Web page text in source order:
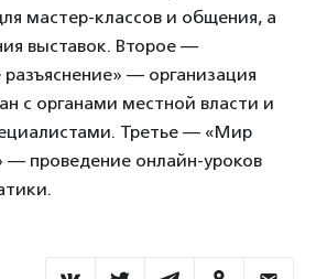
мастер-классов и общения, а
выставок. Второе —
— организация
с органами местной власти и
Третье — «Мир
— проведение онлайн-уроков